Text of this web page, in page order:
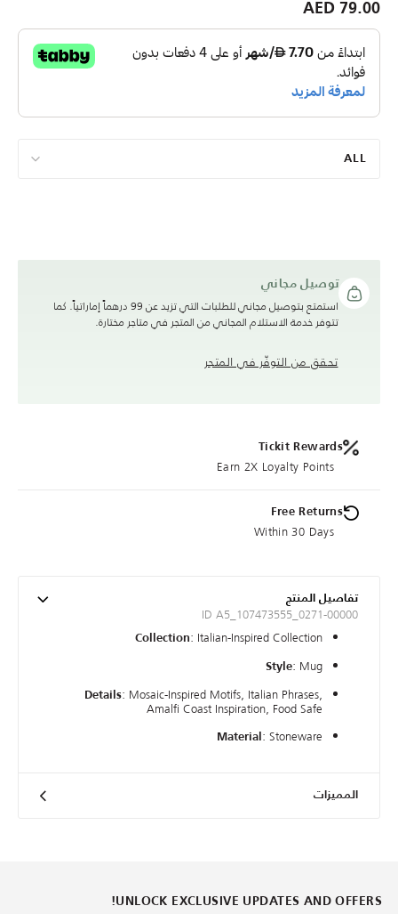
79.00 AED
ALL
توصيل مجاني
استمتع بتوصيل مجاني للطلبات التي تزيد عن 99 درهماً إماراتياً. كما
تتوفر خدمة الاستلام المجاني من المتجر في متاجر مختارة.
تحقق من التوفّر في المتجر
Tickit Rewards
Earn 2X Loyalty Points
Free Returns
Within 30 Days
تفاصيل المنتج
ID A5_107473555_0271-00000
Collection: Italian-Inspired Collection
Style: Mug
Details: Mosaic-Inspired Motifs, Italian Phrases,
Amalfi Coast Inspiration, Food Safe
Material : Stoneware
المميزات
UNLOCK EXCLUSIVE UPDATES AND OFFERS!